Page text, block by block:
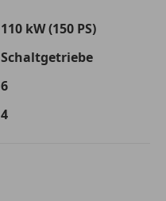
110 kW (150 PS)
Schaltgetriebe
6
4